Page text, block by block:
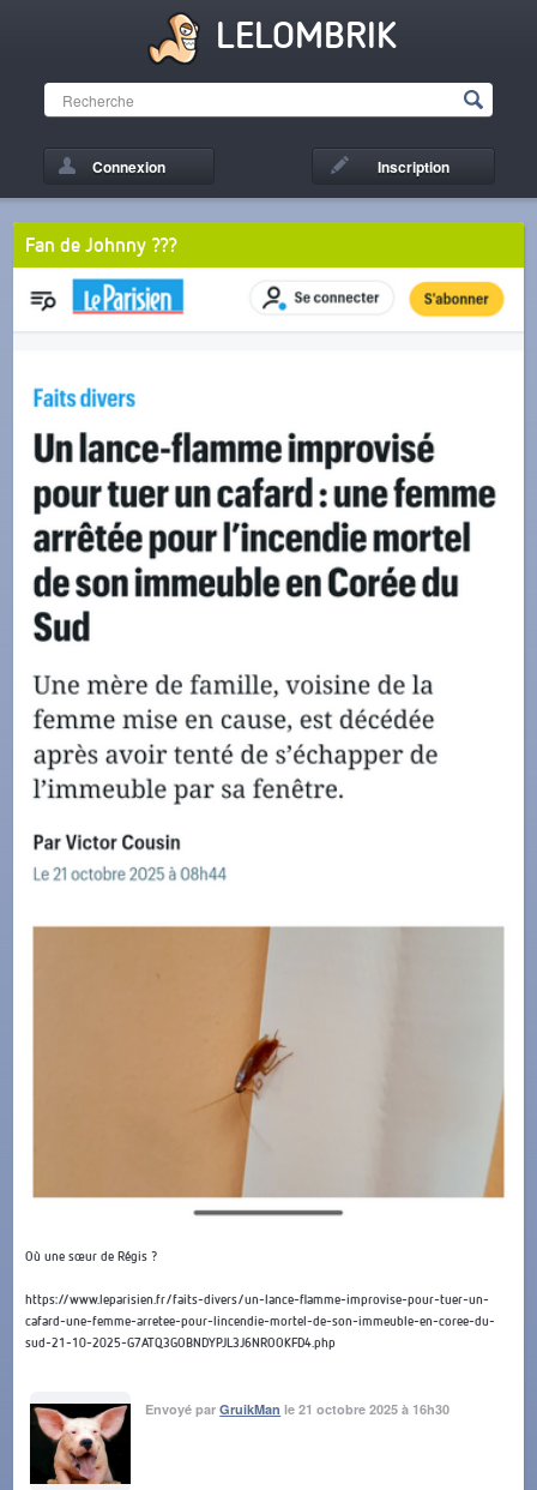
LELOMBRIK
Connexion Inscription
Fan de Johnny ???
Où une sœur de Régis ?
https://www.leparisien.fr/faits-divers/un-lance-flamme-improvise-pour-tuer-un-
cafard-une-femme-arretee-pour-lincendie-mortel-de-son-immeuble-en-coree-du-
sud-21-10-2025-G7ATQ3GOBNDYPJL3J6NROOKFD4.php
Envoyé parGruikMan le 21 octobre 2025 à 16h30